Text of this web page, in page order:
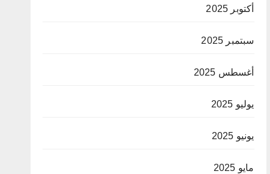
أكتوبر 2025
سبتمبر 2025
أغسطس 2025
يوليو 2025
يونيو 2025
مايو 2025